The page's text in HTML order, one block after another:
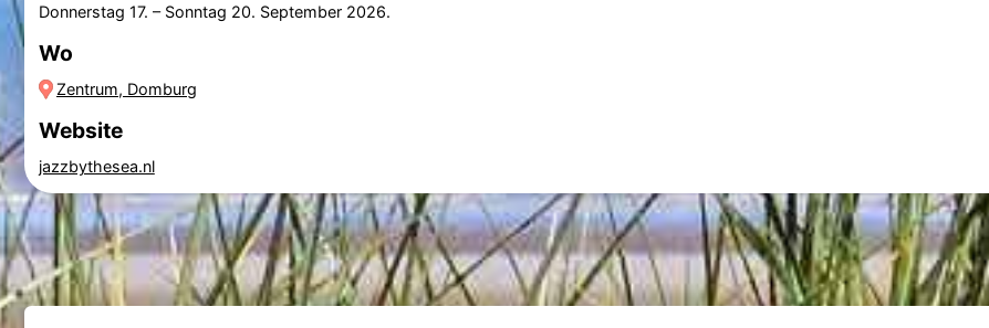
Donnerstag 17. – Sonntag 20. September 2026.
Wo
Zentrum, Domburg
Website
jazzbythesea.nl